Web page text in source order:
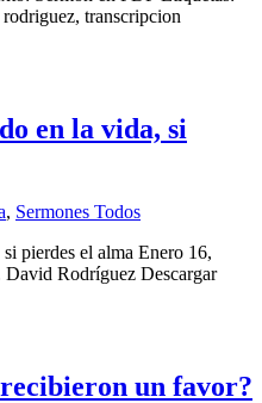
transcripcion
en la vida, si
, Sermones Todos
pierdes el alma Enero 16,
Rodríguez Descargar
recibieron un favor?